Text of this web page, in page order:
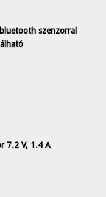
szenzorral
7.2 V, 1.4 A